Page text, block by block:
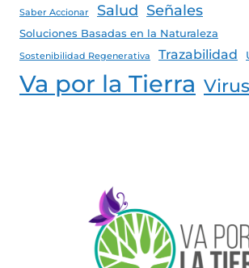
Saber Accionar Salud Señales
Soluciones Basadas en la Naturaleza
Sostenibilidad Regenerativa Trazabilidad
Va por la Tierra Virus